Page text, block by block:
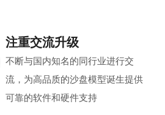
注重交流升级
不断与国内知名的同行业进行交
流，为高品质的沙盘模型诞生提供
可靠的软件和硬件支持